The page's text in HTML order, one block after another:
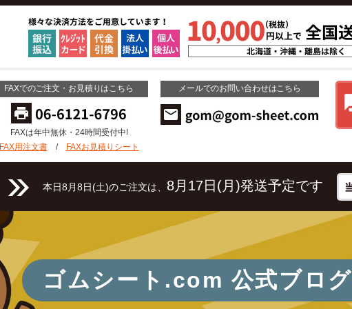
FAXでのご注文・お見積りはこちら
FAXは年中無休・24時間受付中!
FAX用注文書/ FAXお見積りシート
メールでのお問い合わせはこちら
本日8月8日(土)のご注文は、 8月17日(月)発送予定です
ゴムシート.com 公式ブログ